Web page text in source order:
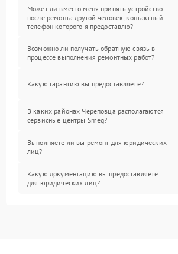
Может ли вместо меня принять устройство
после ремонта другой человек, контактный
телефон которого я предоставлю?
Возможно ли получать обратную связь в
процессе выполнения ремонтных работ?
Какую гарантию вы предоставляете?
В каких районах Череповца располагаются
сервисные центры Smeg?
Выполняете ли вы ремонт для юридических
лиц?
Какую документацию вы предоставляете
для юридических лиц?